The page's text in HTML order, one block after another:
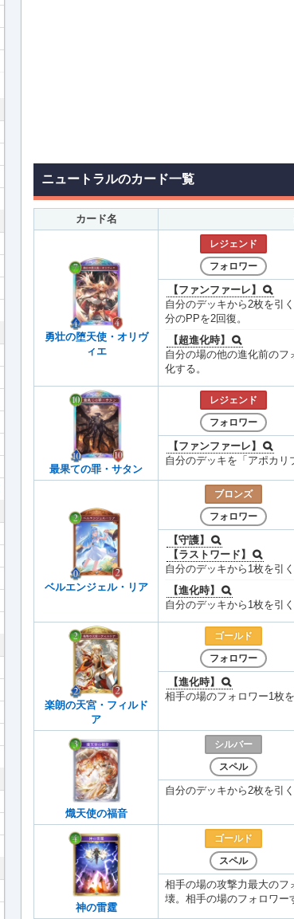
ニュートラルのカード一覧
カード名
勇壮の堕天使・オリヴ
ィエ
レジェンド
フォロワー
【ファンファーレ】
自分のデッキから2枚を引
分のPPを2回復。
【超進化時】
自分の場の他の進化前のフ
化する。
最果ての罪・サタン
レジェンド
フォロワー
【ファンファーレ】
自分のデッキを「アポカリ
ベルエンジェル・リア
ブロンズ
フォロワー
【守護】
【ラストワード】
自分のデッキから1枚を引く
【進化時】
自分のデッキから1枚を引く
楽朗の天宮・フィルド
ア
ゴールド
フォロワー
【進化時】
相手の場のフォロワー1枚
熾天使の福音
シルバー
スペル
自分のデッキから2枚を引く
神の雷霆
ゴールド
スペル
相手の場の攻撃力最大のフ
壊。相手の場のフォロワー